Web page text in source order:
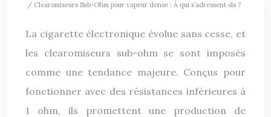
/ Clearomiseurs Sub-Ohm pour vapeur dense : À qui s’adressent-ils ?
La cigarette électronique évolue sans cesse, et
les clearomiseurs sub-ohm se sont imposés
comme une tendance majeure. Conçus pour
fonctionner avec des résistances inférieures à
1 ohm, ils promettent une production de